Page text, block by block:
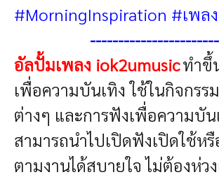
#MorningInspiration #เพล
อัลปั้มเพลง iok2umusicทำขึ้
เพื่อความบันเทิง ใช้ในกิจกรร
ต่างๆ และการฟังเพื่อความบั
สามารถนำไปเปิดฟังเปิดใช้ห
ตามงานได้สบายใจ ไม่ต้องห่ว